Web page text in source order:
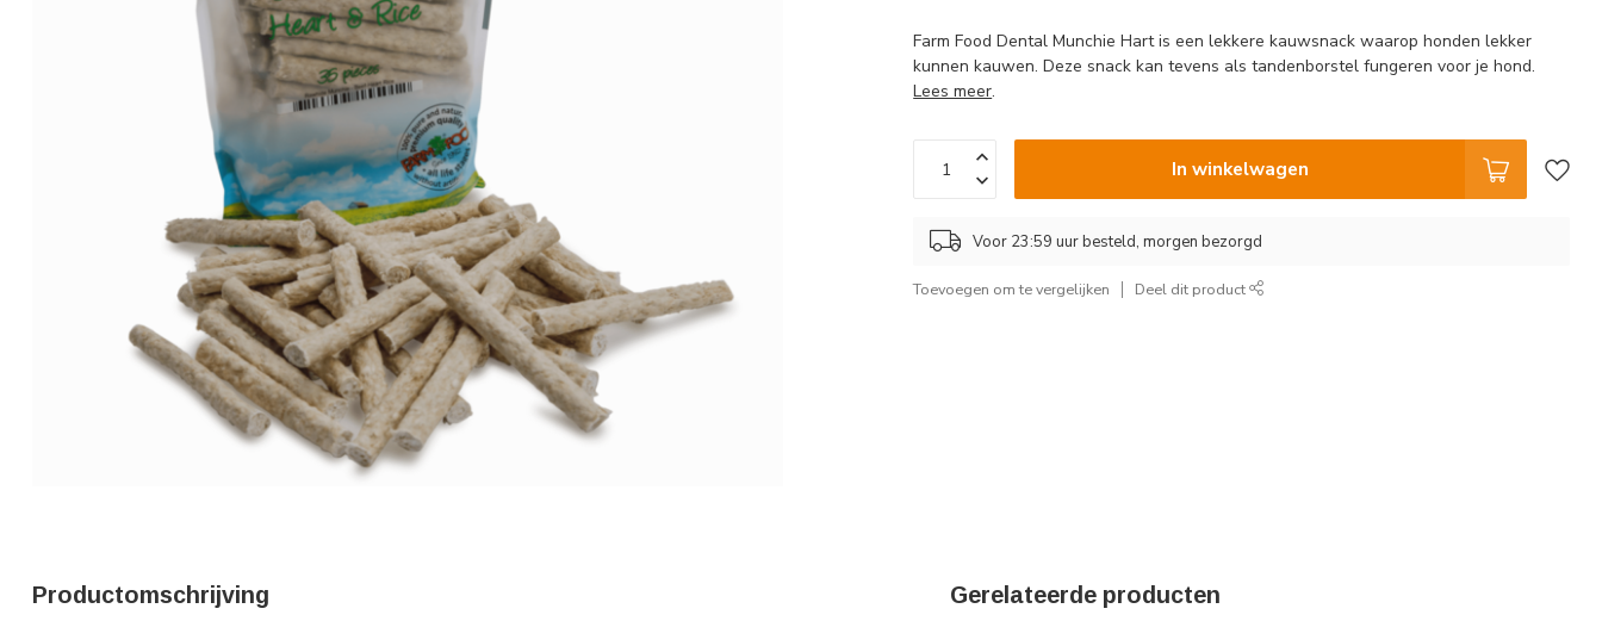
Farm Food Dental Munchie Hart is een lekkere kauwsnack waarop honden lekker
kunnen kauwen. Deze snack kan tevens als tandenborstel fungeren voor je hond.
Lees meer.
In winkelwagen
Voor 23:59 uur besteld, morgen bezorgd
Toevoegen om te vergelijken Deel dit product
Productomschrijving Gerelateerde producten